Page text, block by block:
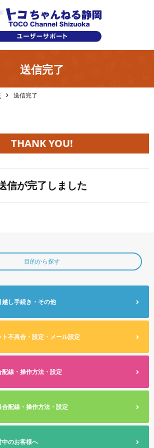
送信完了
送信完了
THANK YOU!
信が完了しました
目的から探す
越し手続き・その他
ト不具合・設定・メール設定
配線・操作方法・設定
合配線・操作方法・設定
のお客様へ